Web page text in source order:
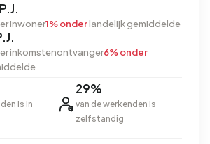
inwoner1% onderlandelijk gemiddelde
inkomstenontvanger6% onder
is in
29%
van de werkenden is
zelfstandig